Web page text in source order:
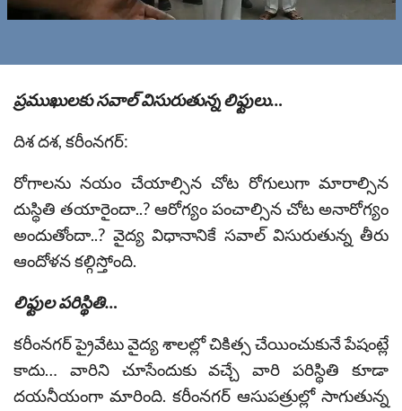
ప్రముఖులకు సవాల్ విసురుతున్న లిఫ్టులు…
దిశ దశ, కరీంనగర్:
రోగాలను నయం చేయాల్సిన చోట రోగులుగా మారాల్సిన
దుస్థితి తయారైందా..? ఆరోగ్యం పంచాల్సిన చోట అనారోగ్యం
అందుతోందా..? వైద్య విధానానికే సవాల్ విసురుతున్న తీరు
ఆందోళన కల్గిస్తోంది.
లిఫ్టుల పరిస్థితి…
కరీంనగర్ ప్రైవేటు వైద్య శాలల్లో చికిత్స చేయించుకునే పేషంట్లే
కాదు… వారిని చూసేందుకు వచ్చే వారి పరిస్థితి కూడా
దయనీయంగా మారింది. కరీంనగర్ ఆసుపత్రుల్లో సాగుతున్న